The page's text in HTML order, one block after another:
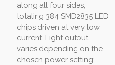
along all four sides,
totaling 384 SMD2835 LED
chips driven at very low
current. Light output
varies depending on the
chosen power setting: